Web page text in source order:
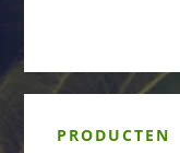
PRODUCTEN